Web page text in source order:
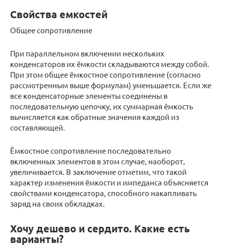
Свойства емкостей
Общее сопротивление
При параллельном включении нескольких
конденсаторов их ёмкости складываются между собой.
При этом общее ёмкостное сопротивление (согласно
рассмотренным выше формулам) уменьшается. Если же
все конденсаторные элементы соединены в
последовательную цепочку, их суммарная ёмкость
вычисляется как обратные значения каждой из
составляющей.
Ёмкостное сопротивление последовательно
включенных элементов в этом случае, наоборот,
увеличивается. В заключение отметим, что такой
характер изменения ёмкости и импеданса объясняется
свойствами конденсатора, способного накапливать
заряд на своих обкладках.
Хочу дешево и сердито. Какие есть
варианты?